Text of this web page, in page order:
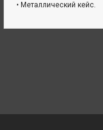
• Металлический кейс.